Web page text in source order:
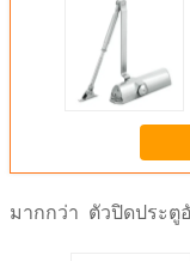
มากกว่า ตัวปิดประตู